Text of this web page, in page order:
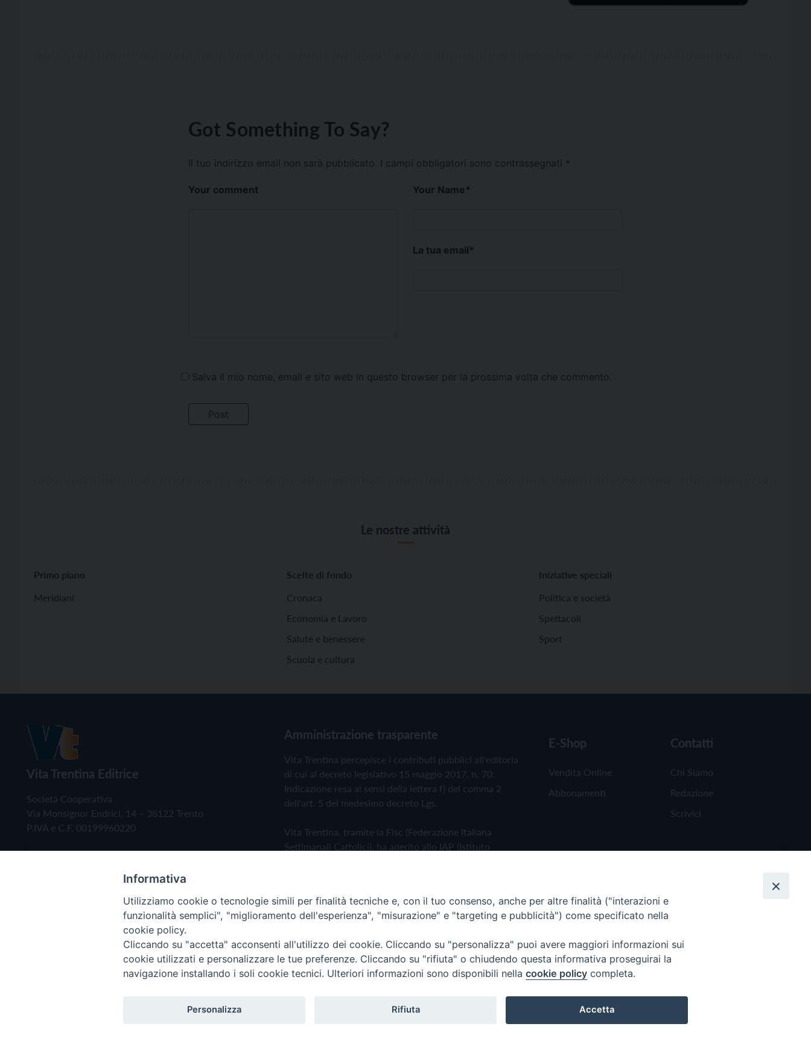
Got Something To Say?
Il tuo indirizzo email non sarà pubblicato. I campi obbligatori sono contrassegnati *
Your comment Your Name*
La tua email*
Salva il mio nome, email e sito web in questo browser per la prossima volta che commento.
Le nostre attività
Primo piano
Meridiani
Scelte di fondo
Cronaca
Economia e Lavoro
Salute e benessere
Scuola e cultura
Iniziative speciali
Politica e società
Spettacoli
Sport
Vita Trentina Editrice
Società Cooperativa
Via Monsignor Endrici, 14 – 38122 Trento
P.IVA e C.F. 00199960220
Amministrazione trasparente
Vita Trentina percepisce i contributi pubblici all'editoria
di cui al decreto legislativo 15 maggio 2017, n. 70.
Indicazione resa ai sensi della lettera f) del comma 2
dell'art. 5 del medesimo decreto Lgs.
Vita Trentina, tramite la Fisc (Federazione Italiana
Settimanali Cattolici), ha aderito allo IAP (Istituto
Privacy Policy Cookie Policy
E-Shop
Vendita Online
Abbonamenti
Contatti
Chi Siamo
Redazione
Scrivici
Copyright © 2019 - Tutti i diritti riservati - Vita Trentina Editrice
Informativa
Utilizziamo cookie o tecnologie simili per finalità tecniche e, con il tuo consenso, anche per altre finalità ("interazioni e
funzionalità semplici", "miglioramento dell'esperienza", "misurazione" e "targeting e pubblicità") come specificato nella
cookie policy.
Cliccando su "accetta" acconsenti all'utilizzo dei cookie. Cliccando su "personalizza" puoi avere maggiori informazioni sui
cookie utilizzati e personalizzare le tue preferenze. Cliccando su "rifiuta" o chiudendo questa informativa proseguirai la
navigazione installando i soli cookie tecnici. Ulteriori informazioni sono disponibili nella cookie policy completa.
Personalizza Rifiuta Accetta